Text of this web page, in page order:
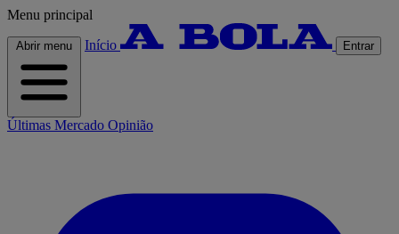
Menu principal
Abrir menu Início Entrar
Últimas Mercado Opinião